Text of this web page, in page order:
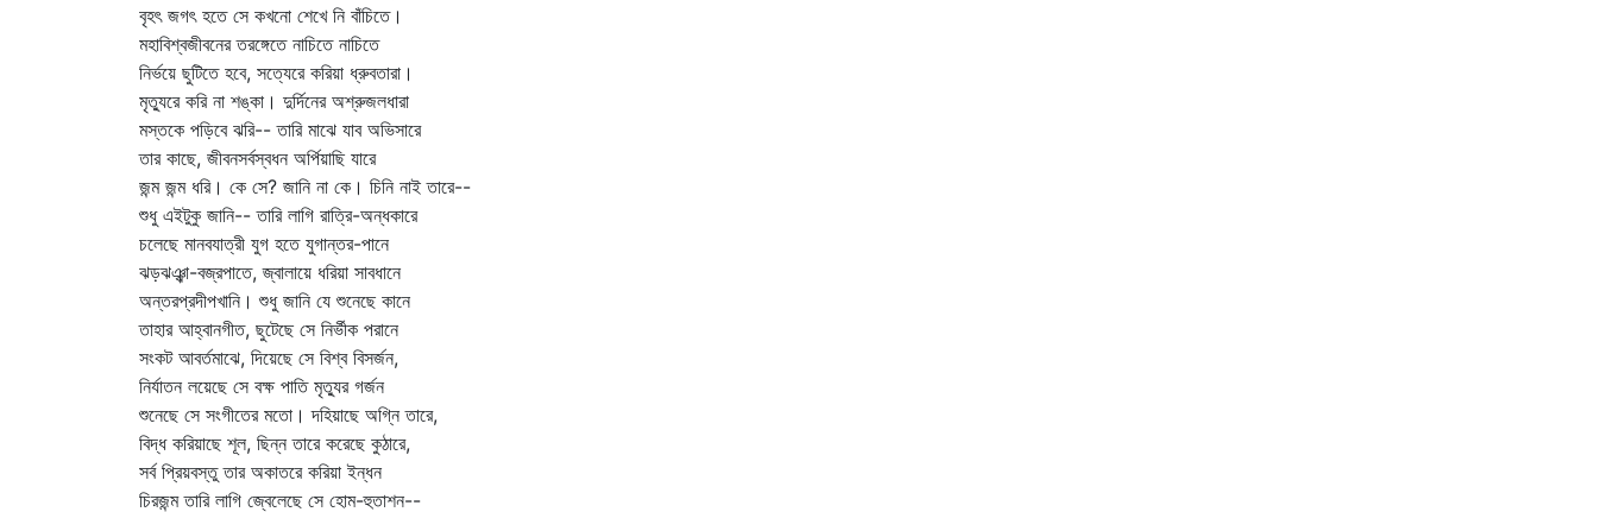
বৃহৎ জগৎ হতে সে কখনো শেখে নি বাঁচিতে।
মহাবিশ্বজীবনের তরঙ্গেতে নাচিতে নাচিতে
নির্ভয়ে ছুটিতে হবে, সত্যেরে করিয়া ধ্রুবতারা।
মৃত্যুরে করি না শঙ্কা। দুর্দিনের অশ্রুজলধারা
মস্তকে পড়িবে ঝরি-- তারি মাঝে যাব অভিসারে
তার কাছে, জীবনসর্বস্বধন অর্পিয়াছি যারে
জন্ম জন্ম ধরি। কে সে? জানি না কে। চিনি নাই তারে--
শুধু এইটুকু জানি-- তারি লাগি রাত্রি-অন্ধকারে
চলেছে মানবযাত্রী যুগ হতে যুগান্তর-পানে
ঝড়ঝঞ্ঝা-বজ্রপাতে, জ্বালায়ে ধরিয়া সাবধানে
অন্তরপ্রদীপখানি। শুধু জানি যে শুনেছে কানে
তাহার আহ্বানগীত, ছুটেছে সে নির্ভীক পরানে
সংকট আবর্তমাঝে, দিয়েছে সে বিশ্ব বিসর্জন,
নির্যাতন লয়েছে সে বক্ষ পাতি মৃত্যুর গর্জন
শুনেছে সে সংগীতের মতো। দহিয়াছে অগ্নি তারে,
বিদ্ধ করিয়াছে শূল, ছিন্ন তারে করেছে কুঠারে,
সর্ব প্রিয়বস্তু তার অকাতরে করিয়া ইন্ধন
চিরজন্ম তারি লাগি জ্বেলেছে সে হোম-হুতাশন--